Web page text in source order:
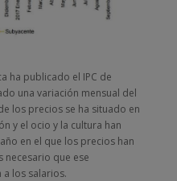
ha publicado el IPC de
una variación mensual del
los precios se ha situado en
y el ocio y la cultura han
en el que los precios han
necesario que ese
los salarios.